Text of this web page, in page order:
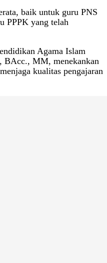
baik untuk guru PNS
PPPK yang telah
Agama Islam
MM, menekankan
kualitas pengajaran